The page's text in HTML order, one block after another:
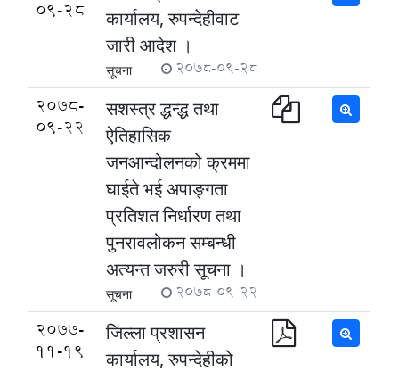
09-28
कार्यालय, रुपन्देहीवाट
जारी आदेश ।
सूचना 2078-09-28
2078-
09-22
सशस्त्र द्धन्द्ध तथा
ऐतिहासिक
जनआन्दोलनको क्रममा
घाईते भई अपाङ्गता
प्रतिशत निर्धारण तथा
पुनरावलोकन सम्बन्धी
अत्यन्त जरुरी सूचना ।
सूचना 2078-09-22
2077-
11-19
जिल्ला प्रशासन
कार्यालय, रुपन्देहीको